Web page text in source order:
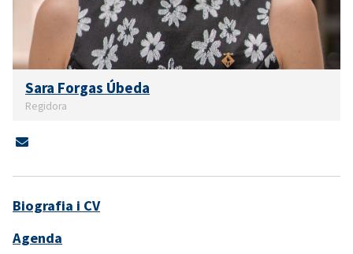
Sara Forgas Úbeda
Regidora
Biografia i CV
Agenda